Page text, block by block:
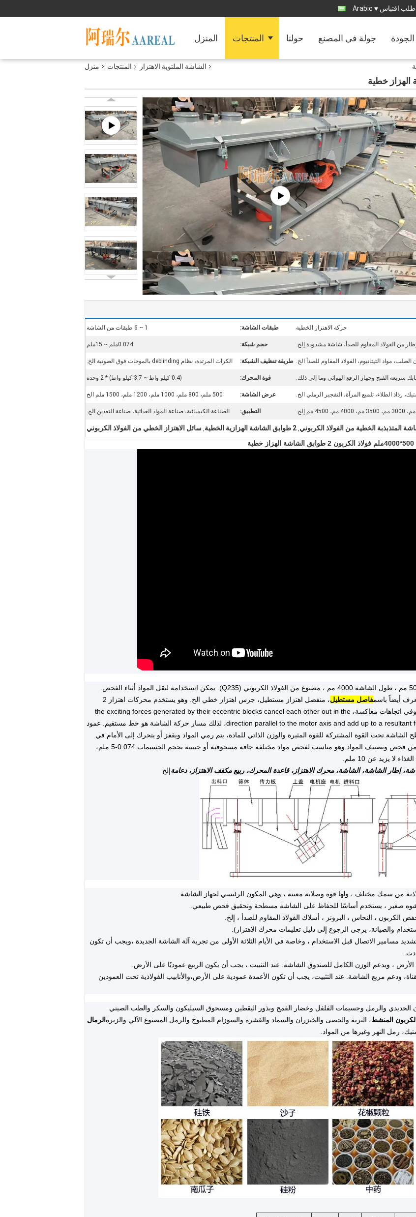
اقتباس Arabic
المنزل المنتجات حولنا جولة في المصنع
منزل المنتجات الشاشة الملتوية الاهتزاز
حركة الاهتزاز الخطية طبقات الشاشة: 1 ~ 6 طبقات من الشاشة
من الفولاذ المقاوم للصدأ، شاشة مشدودة إلخ. حجم شبكة: 0.074ملم ~ 15ملم
الصلب، مواد التيتانيوم، الفولاذ المقاوم للصدأ الخ. طريقة تنظيف الشبكة: الكرات المرتدة، نظام deblinding بالموجات فوق الصوتية الخ.
سريعة الفتح وجهاز الرفع الهوائي وما إلى ذلك. قوة المحرك: (0.4 كيلو واط ~ 3.7 كيلو واط) * 2 وحدة
رذاذ الطلاء، تلميع المرآة، التفجير الرملي الخ. عرض الشاشة: 500 ملم، 800 ملم، 1000 ملم، 1200 ملم، 1500 ملم الخ
التطبيق: الصناعة الكيميائية، صناعة المواد الغذائية، صناعة التعدين الخ.
المتذبذبة الخطية من الفولاذ الكربوني, 2 طوابق الشاشة الهزازية الخطية , سائل الاهتزاز الخطي من الفولاذ الكربوني
500*4000ملم فولاذ الكربون 2 طوابق الشاشة الهزاز خطية
أيضاً باسمفاصل مستطيل
، منفصل اهتزاز مستطيل، جرس اهتزاز خطي الخ. وهو يستخدم محركات اهتزاز 2
كمصدر محرك. عندما تدور محركات اهتزاز اثنين متزامنة وفي اتجاهات معاكسة، the exciting forces generated by their eccentric blocks cancel each other out in the
direction parallel to the motor axis and add up to a resultant force in the direction perpendicular to the motor axis، لذلك مسار حركة الشاشة هو خط مستقيم. عمود
الشاشة.تحت القوة المشتركة للقوة المثيرة والوزن الذاتي للمادة، يتم رمي المواد ويقفز أو يتحرك إلى الأمام في
خط مستقيم على سطح الشاشة، وبالتالي تحقيق الغرض من فحص وتصنيف المواد.وهو مناسب لفحص مواد مختلفة جافة مسحوقية أو حبيبية بحجم الجسيمات 0.074-5 ملم،
إطار الشاشة، الشاشة، محرك الاهتزاز، قاعدة المحرك، ربيع مكفف الاهتزاز، دعامةإلخ
من سمك مختلف ، ولها قوة وصلابة معينة ، وهي المكون الرئيسي لجهاز الشاشة.
صغير ، يستخدم أساسًا للحفاظ على الشاشة مسطحة وتحقيق فحص طبيعي.
، النحاس ، البرونز ، أسلاك الفولاذ المقاوم للصدأ ، إلخ.
والصيانة، يرجى الرجوع إلى دليل تعليمات محرك الاهتزاز).
مسامير الاتصال قبل الاستخدام ، وخاصة في الأيام الثلاثة الأولى من تجربة آلة الشاشة الجديدة ،ويجب أن تكون
الأرض ، ويدعم الوزن الكامل للصندوق الشاشة. عند التثبيت ، يجب أن يكون الربيع عموديًا على الأرض.
ودعم مربع الشاشة. عند التثبيت، يجب أن تكون الأعمدة عمودية على الأرض،والأنابيب الفولاذية تحت العمودين
الحديدي والرمل وجسيمات الفلفل وخضار القمح وبذور اليقطين ومسحوق السيليكون والسكر والطب الصيني
المنشط، التربة والحصى والخيزران والسماد والقشرة والسوزام المطبوخ والرمل المصنوع الآلي والزبرة الرمال
رمل النهر وغيرها من المواد.